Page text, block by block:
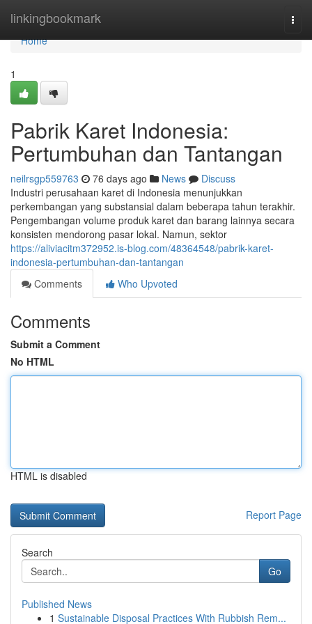
linkingbookmark
Home
Home
1
Pabrik Karet Indonesia:
Pertumbuhan dan Tantangan
neilrsgp559763 76 days ago News
Discuss
Industri perusahaan karet di Indonesia menunjukkan
perkembangan yang substansial dalam beberapa tahun terakhir.
Pengembangan volume produk karet dan barang lainnya secara
konsisten mendorong pasar lokal. Namun, sektor
https://aliviacitm372952.is-blog.com/48364548/pabrik-karet-
indonesia-pertumbuhan-dan-tantangan
Comments
Who Upvoted
Comments
Submit a Comment
No HTML
HTML is disabled
Report Page
Search
Go
Published News
1 Sustainable Disposal Practices With Rubbish Rem...